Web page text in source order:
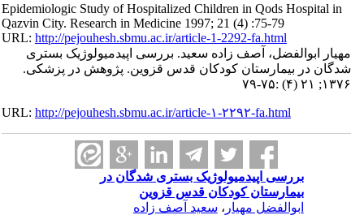
Epidemiologic Study of Hospitalized Children in Qods Hospital in
Qazvin City. Research in Medicine 1997; 21 (4) :75-79
URL:http://pejouhesh.sbmu.ac.ir/article-1-2292-fa.html
مهیار ابوالفضل، آصف زاده سعید. بررسی اپیدمیولوژیک بستری
شدگان در بیمارستان کودکان قدس قزوین. پژوهش در پزشکی.
۱۳۷۶; ۲۱ (۴) :۷۵-۷۹
URL:http://pejouhesh.sbmu.ac.ir/article-۱-۲۲۹۲-fa.html
بررسی اپیدمیولوژیک بستری شدگان در
بیمارستان کودکان قدس قزوین
ابوالفضل مهیار، سعید آصف زاده